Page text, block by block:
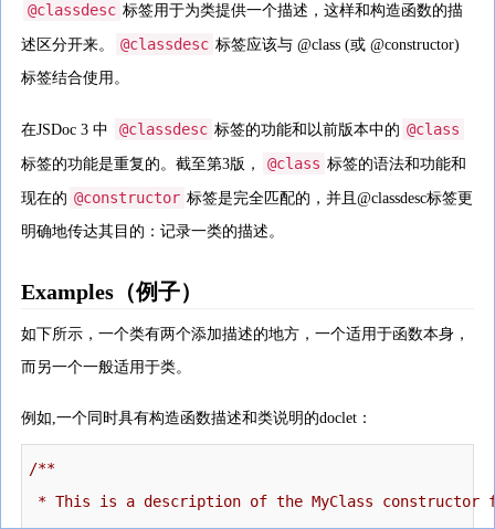
@classdesc 标签用于为类提供一个描述，这样和构造函数的描
述区分开来。 @classdesc 标签应该与 @class (或 @constructor)
标签结合使用。
在JSDoc 3 中 @classdesc 标签的功能和以前版本中的 @class
标签的功能是重复的。截至第3版， @class 标签的语法和功能和
现在的 @constructor 标签是完全匹配的，并且@classdesc标签更
明确地传达其目的：记录一类的描述。
Examples（例子）
如下所示，一个类有两个添加描述的地方，一个适用于函数本身，
而另一个一般适用于类。
例如,一个同时具有构造函数描述和类说明的doclet：
/**
* This is a description of the MyClass constructor